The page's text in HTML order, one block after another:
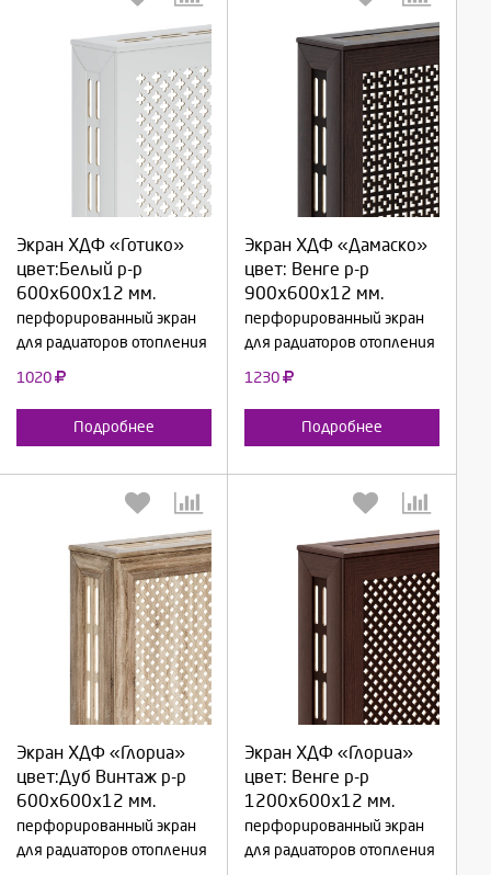
Экран ХДФ «Готико»
цвет:Белый р-р
600х600х12 мм.
перфорированный экран
для радиаторов отопления
1020
Подробнее
Выберите количество:
Продолжить
Отмена
Экран ХДФ «Дамаско»
цвет: Венге р-р
900х600х12 мм.
перфорированный экран
для радиаторов отопления
1230
Подробнее
Выберите количество:
Продолжить
Отмена
Экран ХДФ «Глориа»
цвет:Дуб Винтаж р-р
600х600х12 мм.
перфорированный экран
для радиаторов отопления
Выберите количество:
Продолжить
Отмена
Экран ХДФ «Глориа»
цвет: Венге р-р
1200х600х12 мм.
перфорированный экран
для радиаторов отопления
Выберите количество:
Продолжить
Отмена